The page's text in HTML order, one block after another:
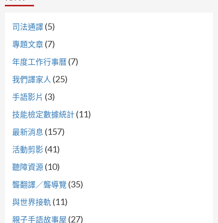
司法通譯 (5)
專題文章 (7)
年度工作行事曆 (7)
我們譯家人 (25)
手語影片 (3)
技能檢定數據統計 (11)
最新消息 (157)
活動剪影 (41)
聽障資源 (10)
聾翻譯／聾導覽 (35)
與世界接軌 (11)
親子手語故事屋 (27)